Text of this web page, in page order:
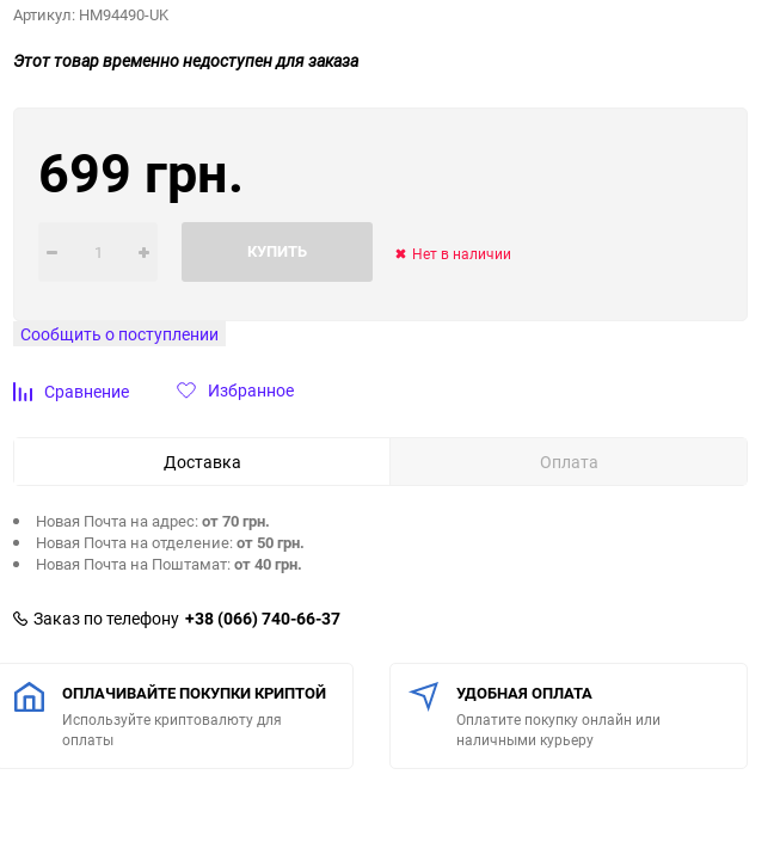
Артикул: HM94490-UK
Этот товар временно недоступен для заказа
699 грн.
КУПИТЬ Нет в наличии
Сообщить о поступлении
Сравнение Избранное
Доставка Оплата
Новая Почта на адрес:от 70 грн.
Новая Почта на отделение:от 50 грн.
Новая Почта на Поштамат:от 40 грн.
Заказ по телефону +38 (066) 740-66-37
ОПЛАЧИВАЙТЕ ПОКУПКИ КРИПТОЙ
Используйте криптовалюту для
оплаты
УДОБНАЯ ОПЛАТА
Оплатите покупку онлайн или
наличными курьеру